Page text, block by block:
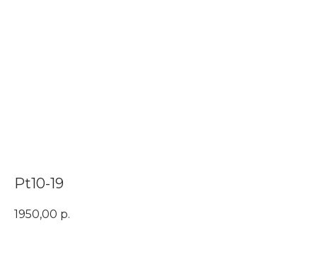
Pt10-19
1950,00 р.